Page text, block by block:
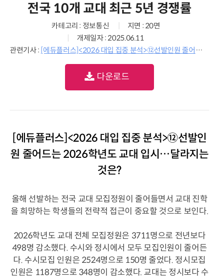
전국 10개 교대 최근 5년 경쟁률
카테고리 : 정보통신
지면 : 20면
개제일자 : 2025.06.11
관련기사 : [에듀플러스]<2026 대입 집중 분석>⑫선발인원 줄어드는 2026학년도 교대 입시…달라지는 것은?
다운로드
[에듀플러스]<2026 대입 집중 분석>⑫선발인
원 줄어드는 2026학년도 교대 입시…달라지는
것은?
올해 선발하는 전국 교대 모집정원이 줄어들면서 교대 진학
을 희망하는 학생들의 전략적 접근이 중요할 것으로 보인다.
2026학년도 교대 전체 모집정원은 3711명으로 전년보다
498명 감소했다. 수시와 정시에서 모두 모집인원이 줄어든
다. 수시모집 인원은 2524명으로 150명 줄었다. 정시모집
인원은 1187명으로 348명이 감소했다. 교대는 정시보다 수